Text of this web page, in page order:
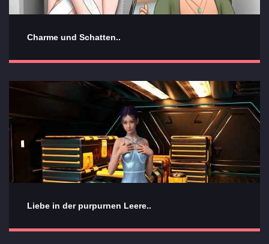
Charme und Schatten..
Liebe in der purpurnen Leere..